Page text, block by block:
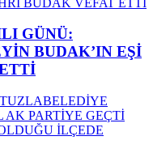
GÜNÜ:
BUDAK’IN EŞİ